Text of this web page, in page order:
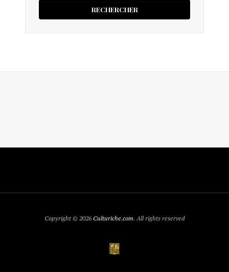
Copyright © 2026Culturiche.com. All rights reserved